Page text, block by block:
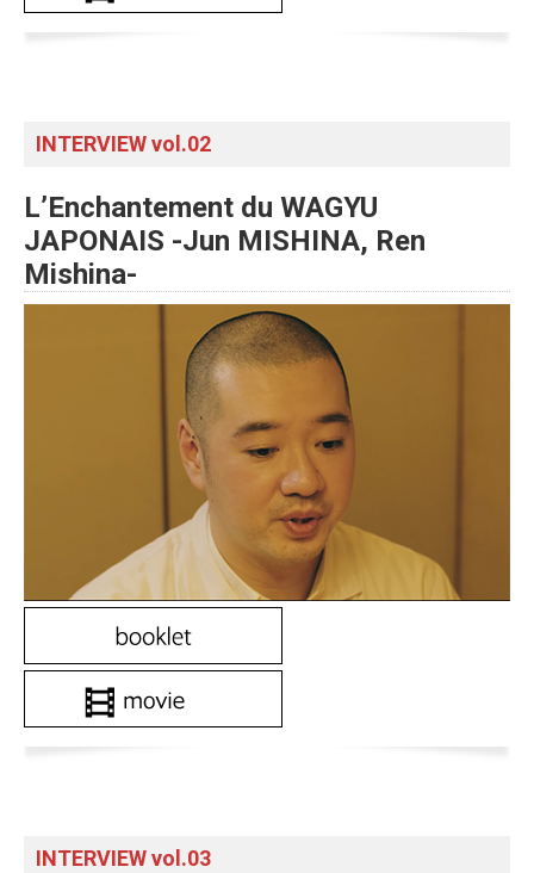
INTERVIEW vol.02
L’Enchantement du WAGYU
JAPONAIS -Jun MISHINA, Ren
Mishina-
INTERVIEW vol.03